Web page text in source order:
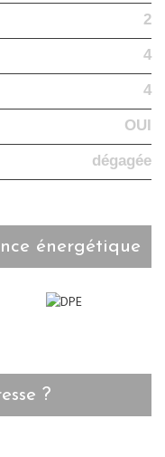
2
4
4
OUI
dégagée
énergétique
?